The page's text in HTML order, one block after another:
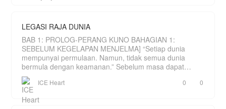
LEGASI RAJA DUNIA
BAB 1: PROLOG-PERANG KUNO BAHAGIAN 1:
SEBELUM KEGELAPAN MENJELMA] “Setiap dunia
mempunyai permulaan. Namun, tidak semua dunia
bermula dengan keamanan.” Sebelum masa dapat
dihitung, hanya wujud sebu
ICE Heart 0 0